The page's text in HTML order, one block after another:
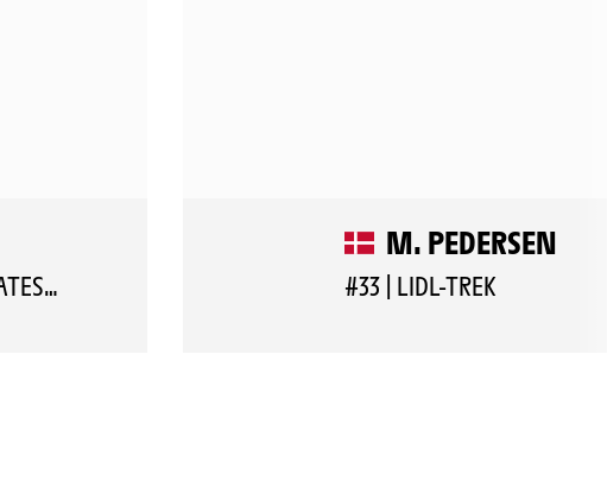
#1 | UAE TEAM EMIRATES XRG
M. PEDERSEN
#33 | LIDL-TREK